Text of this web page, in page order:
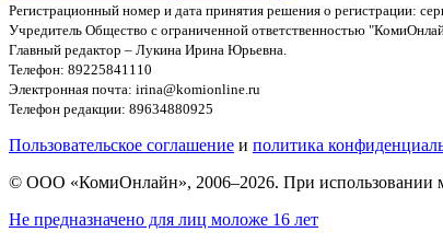
Регистрационный номер и дата принятия решения о регистрации:
Учредитель Общество с ограниченной ответственностью
Главный редактор – Лукина Ирина Юрьевна.
Телефон: 89225841110
Электронная почта: irina@komionline.ru
Телефон редакции: 89634880925
Пользовательское соглашение и политика
© ООО «КомиОнлайн», 2006–2026. При использовании
Не предназначено для лиц моложе 16 лет